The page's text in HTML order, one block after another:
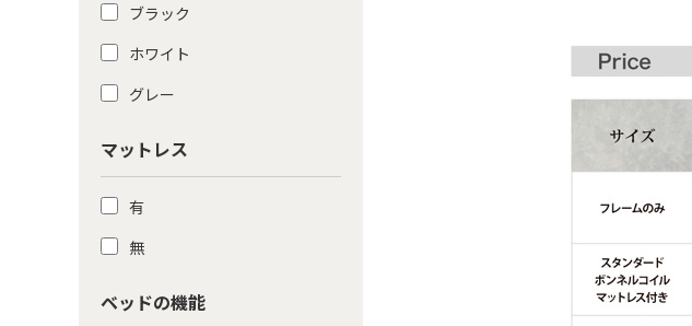
ブラック
ホワイト
グレー
マットレス
有
無
ベッドの機能